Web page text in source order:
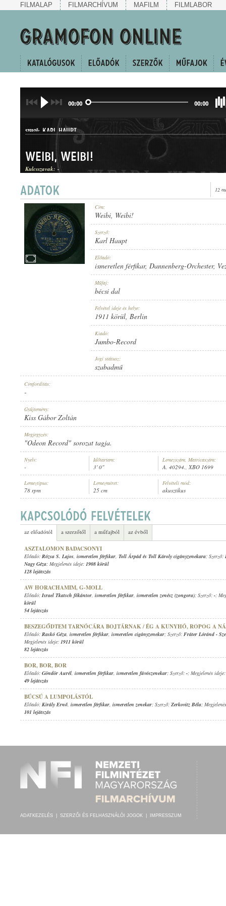
FILMALAP FILMARCHÍVUM MAFILM FILMLABOR
00:00 00:00
ISMERETLEN FÉRFIKAR , DANNENBERG-ORCHESTER
SZERZŐ: KARL HAUPT
BÉCSI DAL
LEMEZSZÁM:
Weibi, Weibi!
Kulcsszavak: -
12
Cím:
Weibi, Weibi!
Szerző:
Karl Haupt
Előadó:
ismeretlen férfikar, Dannenberg-Orchester,
Műfaj:
bécsi dal
Felvétel ideje és helye:
1911 körül, Berlin
Kiadó:
Jumbo-Record
Jogi státusz:
szabadmű
Címfordítás:
-
Gyűjtemény:
Kiss Gábor Zoltán
Megjegyzés:
"Odeon Record" sorozat tagja.
Nyelv:
-
Időtartam:
3' 0"
Lemezszám, Matricaszám:
A. 40294., XBO 1699
Lemeztípus:
78 rpm
Lemezméret:
25 cm
Felvételi mód:
akusztikus
az előadótól a szerzőtől a műfajból az évből
ASZTALOMON BADACSONYI
Előadó: Rózsa S. Lajos, ismeretlen férfikar, Toll Árpád és Toll Károly cigányzenekara; Szerző:
Nagy Géza; Megjelenés ideje: 1908 körül
128 lejátszás
AW HORACHAMIM, G-MOLL
Előadó: Israel Tkatsch főkántor, ismeretlen férfikar, ismeretlen zenész (zongora); Szerző: -;
körül
54 lejátszás
BESZEGŐDTEM TARNÓCÁRA BOJTÁRNAK / ÉG A KUNYHÓ, ROPOG A
Előadó: Raskó Géza, ismeretlen férfikar, ismeretlen cigányzenekar; Szerző: Fráter Lóránd -
Megjelenés ideje: 1911 körül
82 lejátszás
BOR, BOR, BOR
Előadó: Göndör Aurél, ismeretlen férfikar, ismeretlen fúvószenekar; Szerző: -; Megjelenés
49 lejátszás
BÚCSÚ A LUMPOLÁSTÓL
Előadó: Király Ernő, ismeretlen férfikar, ismeretlen zenekar; Szerző: Zerkovitz Béla;
101 lejátszás
ADATKEZELÉS SZERZŐI ÉS FELHASZNÁLÓI JOGOK IMPRESSZUM